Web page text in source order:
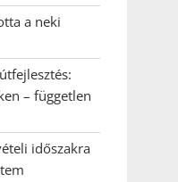
a neki
– független
időszakra